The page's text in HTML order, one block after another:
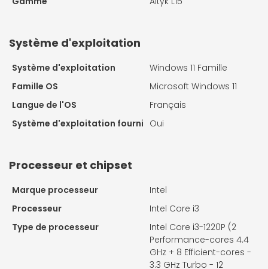
Système d'exploitation
Système d'exploitation
Windows 11 Famille
Famille OS
Microsoft Windows 11
Langue de l'OS
Français
Système d'exploitation fourni Oui
Processeur et chipset
Marque processeur
Intel
Processeur
Intel Core i3
Type de processeur
Intel Core i3-1220P (2
Performance-cores 4.4
GHz + 8 Efficient-cores -
3.3 GHz Turbo - 12